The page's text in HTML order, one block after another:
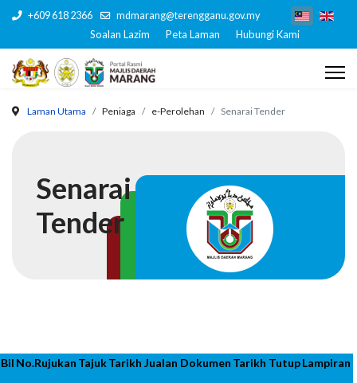
+609 618 2366 mdmarang@terengganu.gov.my
Soalan Lazim Peta Laman Hubungi Kami
Laman Utama Peniaga e-Perolehan Senarai Tender
Senarai
Tender
Bil No.Rujukan TajukTarikh Jualan Dokumen Tarikh TutupLampiran